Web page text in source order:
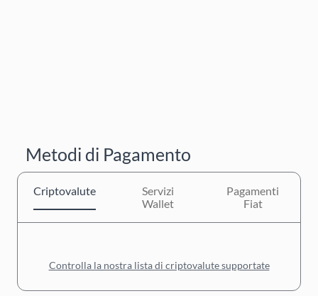
Metodi di Pagamento
Criptovalute
Servizi
Wallet
Pagamenti
Fiat
Controlla la nostra lista di criptovalute supportate